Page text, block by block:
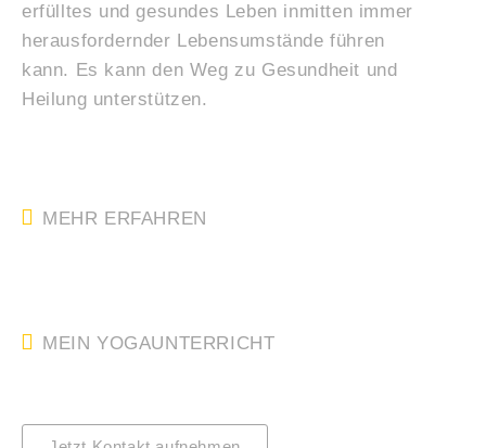
erfülltes und gesundes Leben inmitten immer
herausfordernder Lebensumstände führen
kann. Es kann den Weg zu Gesundheit und
Heilung unterstützen.
MEHR ERFAHREN
MEIN YOGAUNTERRICHT